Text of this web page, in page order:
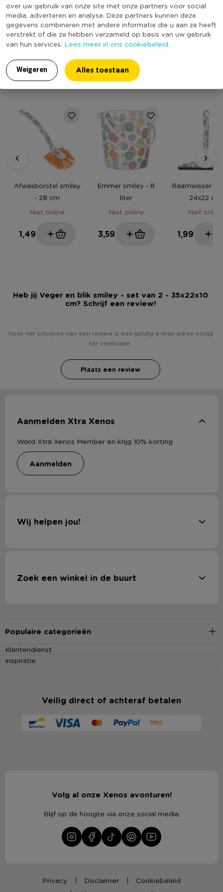
over uw gebruik van onze site met onze partners voor social
media, adverteren en analyse. Deze partners kunnen deze
gegevens combineren met andere informatie die u aan ze heeft
verstrekt of die ze hebben verzameld op basis van uw gebruik
van hun services. Lees meer in ons cookiebeleid.
Weigeren Alles toestaan
een lengte van 35 cm en een breedte van 22 cm.
Kleur
Multikleur
Productlengte (cm)
35
Duurzaamheidsscore
(Nog) geen score
bekend
MEER UIT DEZE SERIE
Afwasborstel smiley
- 28 cm
Niet online
1,49
Emmer smiley - 8
liter
Niet online
3,59
Raamwisser
24x22 cm
Niet online
1,99
Heb jij Veger en blik smiley - set van 2 - 35x22x10
cm? Schrijf een review!
Voor het schrijven van een review is een geldig e-mail adres nodig
ter verificatie.
Plaats een review
Aanmelden Xtra Xenos
Word Xtra Xenos Member en krijg 10% korting
aanmelden
Wij helpen jou!
Zoek een winkel in de buurt
Populaire categorieën
Klantendienst
Inspiratie
Veilig direct of achteraf betalen
Volg al onze Xenos avonturen!
Blijf op de hoogte via onze social media.
Privacy Disclaimer
Cookiebeleid